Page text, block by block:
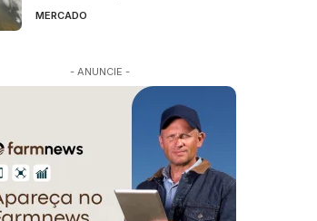
MERCADO
- ANUNCIE -